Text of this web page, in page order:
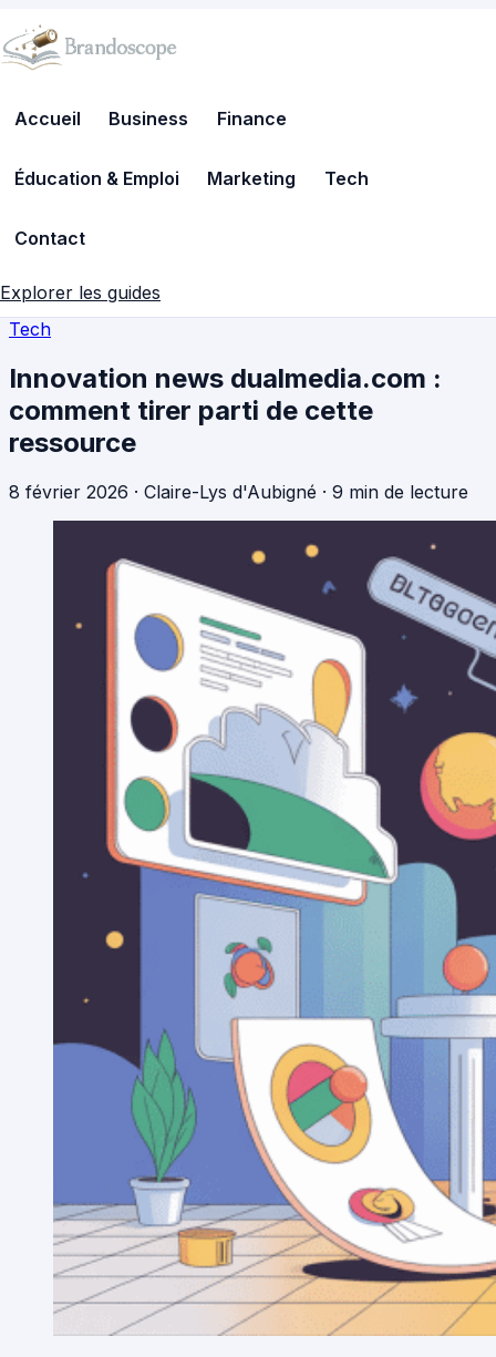
Accueil Business Finance
Éducation & Emploi Marketing Tech
Contact
Explorer les guides
Tech
Innovation news dualmedia.com :
comment tirer parti de cette
ressource
8 février 2026 · Claire-Lys d'Aubigné · 9 min de lecture